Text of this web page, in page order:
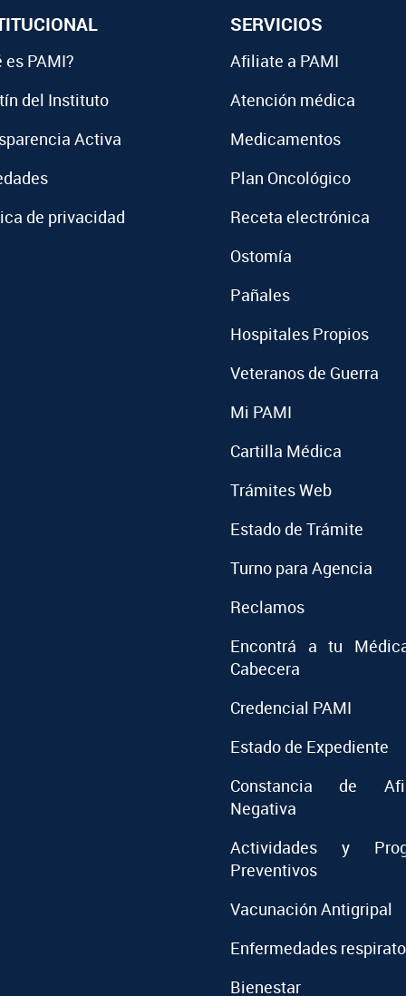
es PAMI?
del Instituto
Activa
de privacidad
SERVICIOS
Afiliate a PAMI
Atención médica
Medicamentos
Plan Oncológico
Receta electrónica
Ostomía
Pañales
Hospitales Propios
Veteranos de Guerra
Mi PAMI
Cartilla Médica
Trámites Web
Estado de Trámite
Turno para Agencia
Reclamos
Encontrá a tu
Cabecera
Credencial PAMI
Estado de Expediente
Constancia de
Negativa
Actividades y
Preventivos
Vacunación Antigripal
Enfermedades
Bienestar